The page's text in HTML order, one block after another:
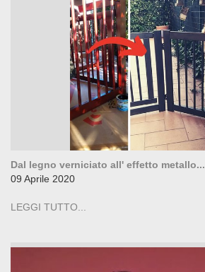
Dal legno verniciato all' effetto metallo...
09 Aprile 2020
LEGGI TUTTO...